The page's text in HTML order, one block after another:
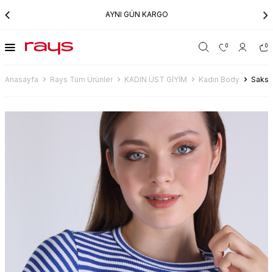
AYNI GÜN KARGO
0 0
Anasayfa Rays Tüm Ürünler KADIN ÜST GİYİM Kadın Body Saks